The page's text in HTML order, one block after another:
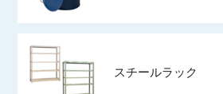
スチールラック